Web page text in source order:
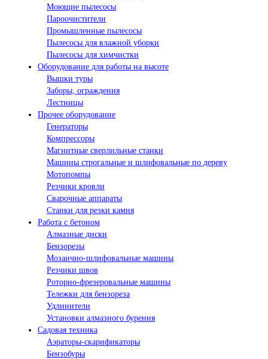
Моющие пылесосы
Пароочистители
Промышленные пылесосы
Пылесосы для влажной уборки
Пылесосы для химчистки
Оборудование для работы на высоте
Вышки туры
Заборы, ограждения
Лестницы
Прочее оборудование
Генераторы
Компрессоры
Магнитные сверлильные станки
Машины строгальные и шлифовальные по дереву
Мотопомпы
Резчики кровли
Сварочные аппараты
Станки для резки камня
Работа с бетоном
Алмазные диски
Бензорезы
Мозаично-шлифовальные машины
Резчики швов
Роторно-фрезеровальные машины
Тележки для бензореза
Удлинители
Установки алмазного бурения
Садовая техника
Аэраторы-скарификаторы
Бензобуры